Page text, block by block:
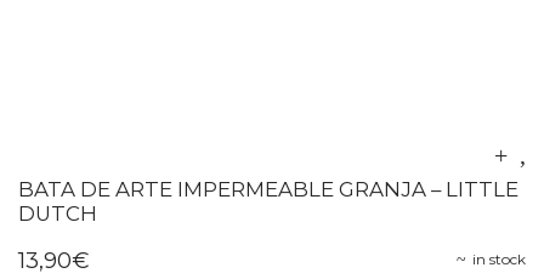
BATA DE ARTE IMPERMEABLE GRANJA – LITTLE
DUTCH
in stock
13,90€